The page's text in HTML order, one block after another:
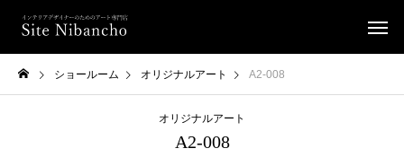
ショールーム オリジナルアート A2-008
オリジナルアート
A2-008